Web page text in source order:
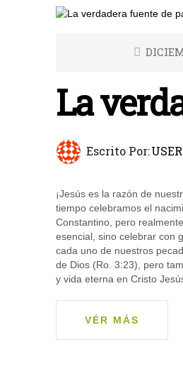
La
Escrito Por:
¡Jesús es la razón de
tiempo celebramos el
Constantino, pero
esencial, sino celebrar con
cada uno de nuestros
de Dios (Ro. 3:23), pero
y vida eterna en Cristo
VÉR MÁS